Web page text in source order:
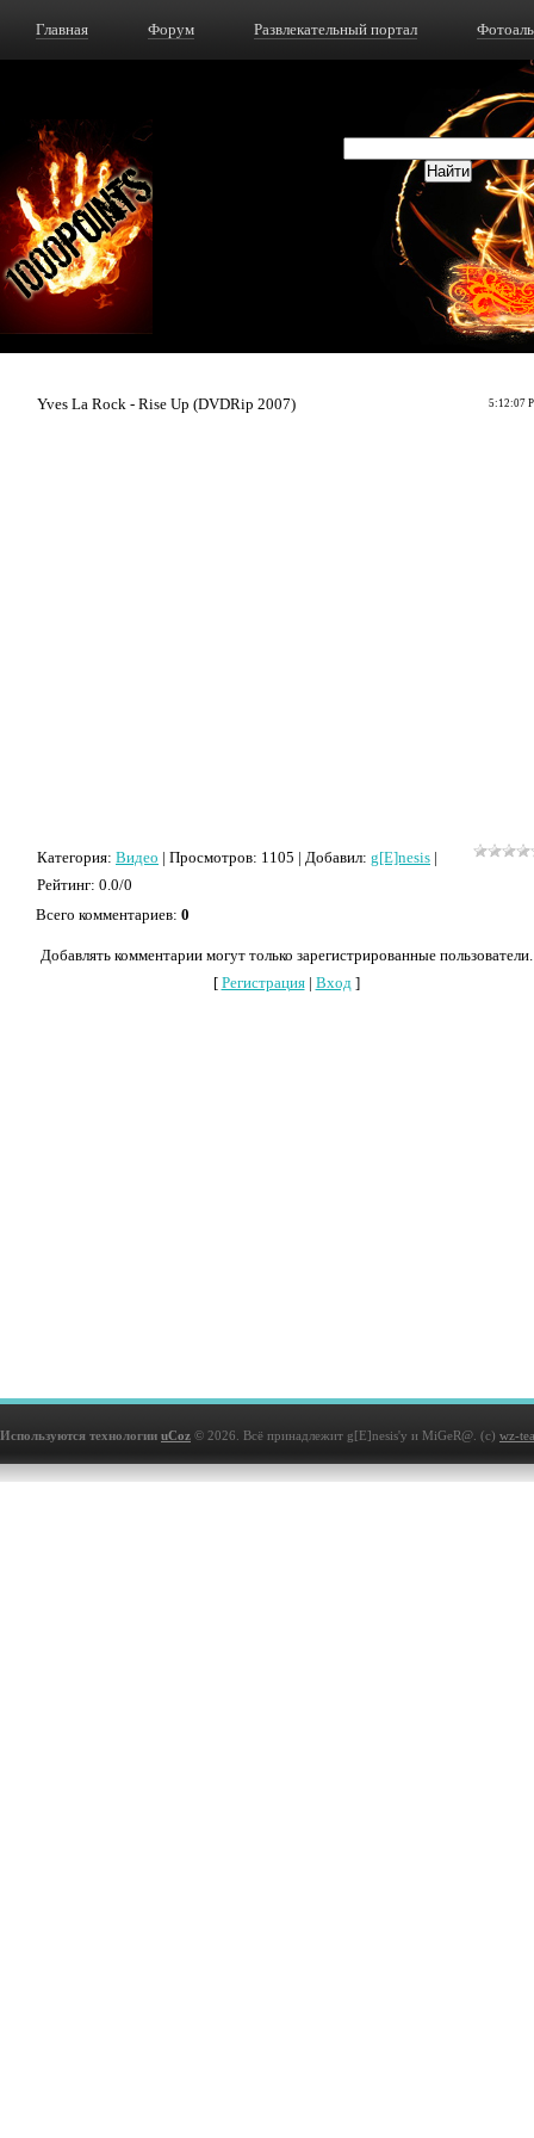
Главная Форум Развлекательный портал
5:12:07
Yves La Rock - Rise Up (DVDRip 2007)
Категория: Видео | Просмотров: 1105 | Добавил: g[E]nesis |
Рейтинг: 0.0/0
Всего комментариев: 0
Добавлять комментарии могут только зарегистрированные пользователи.
[ Регистрация| Вход]
Используются технологии uCoz © 2026. Всё принадлежит g[E]nesis'у и MiGeR@. (с) wz-